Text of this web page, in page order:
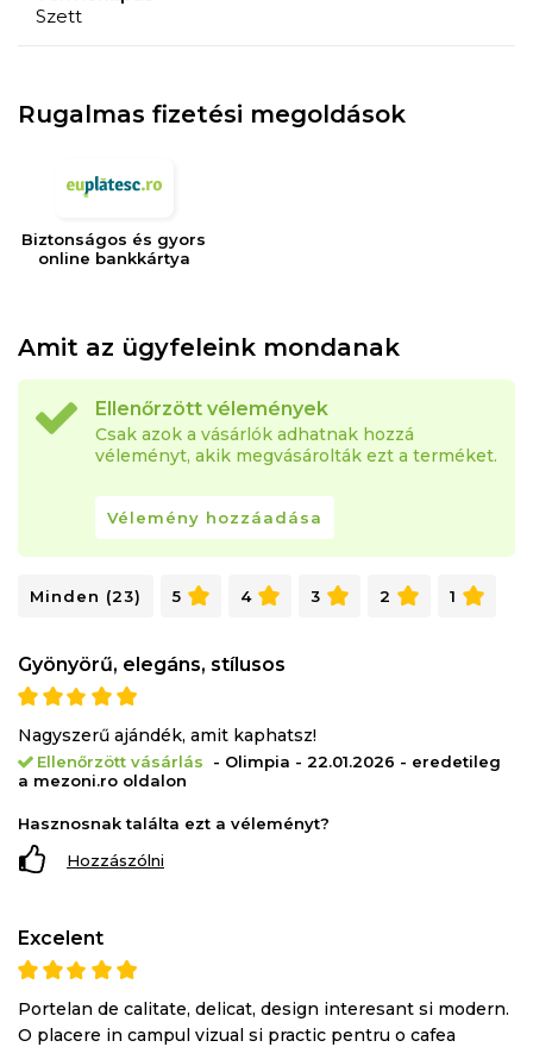
Szett
Rugalmas fizetési megoldások
Biztonságos és gyors
online bankkártya
Amit az ügyfeleink mondanak
Ellenőrzött vélemények
Csak azok a vásárlók adhatnak hozzá
véleményt, akik megvásárolták ezt a terméket.
Vélemény hozzáadása
Minden (23) 5 4 3 2 1
Gyönyörű, elegáns, stílusos
Nagyszerű ajándék, amit kaphatsz!
Ellenőrzött vásárlás
- Olimpia - 22.01.2026 - eredetileg
a mezoni.ro oldalon
Hasznosnak találta ezt a véleményt?
Hozzászólni
Excelent
Portelan de calitate, delicat, design interesant si modern.
O placere in campul vizual si practic pentru o cafea